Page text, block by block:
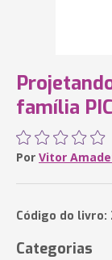
família
Por Vitor
Código do livro:
Categorias